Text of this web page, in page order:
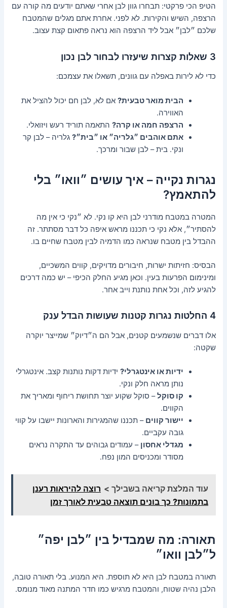
הטיפ הכי פרקטי: תבחרו גוון לבן אחרי שאתם יודעים מה קורה עם
הרצפה, השיש והקירות. לא לפני. אחרת אתם מגלים שהמטבח
שלכם ״לבן״ אבל ליד הרצפה הוא נראה פתאום קצת עצוב.
3 שאלות קצרות שיעזרו לבחור לבן נכון
כדי לא לירות באפלה עם גוונים, תשאלו את עצמכם:
הבית מואר טבעית? אם לא, לבן חם יכול להציל את
האווירה.
הרצפה חמה או קרה? התאמה תוריד רעש ויזואלי.
אתם אוהבים ״גלריה״ או ״בית״? גלריה – לבן קר
ונקי. בית – לבן שבור ומרכך.
נגרות נקייה – איך עושים ״וואו״ בלי
להתאמץ?
המטרה במטבח מודרני לבן היא קו נקי. לא ״נקי כי אין מה
להסתיר״, אלא נקי כי תכננו מראש איפה כל דבר מסתתר. זה
ההבדל בין מטבח שנראה כמו הדמיה לבין מטבח שחיים בו.
הבסיס: חזיתות ישרות, חיבורים מדויקים, קווים המשכיים,
ומינימום הפרעות בעין. וכאן מגיע החלק הכיפי – יש כמה דרכים
להגיע לזה, וכל אחת נותנת וייב אחר.
4 החלטות נגרות קטנות שעושות הבדל ענק
אלו דברים שנשמעים קטנים, אבל הם ה״דיוק״ שמייצר יוקרה
שקטה:
ידיות או אינטגרלי? ידיות דקות נותנות קצב. אינטגרלי
נותן מראה חלק ונקי.
קו סוקל– סוקל שקוע יוצר תחושת ריחוף ומאריך את
הקווים.
יישור קווים – תכננו שהמגירות והארונות יישבו על קווי
גובה עקביים.
מגדלי אחסון – עמודים גבוהים עד התקרה נראים
מסודר ומכניסים המון נפח.
עוד המלצת קריאה בשבילך > רוצה להיראות רענן
בתמונות? כך בונים תוצאה טבעית לאורך זמן
תאורה: מה שמבדיל בין ״לבן יפה״
ל״לבן וואו״
תאורה במטבח לבן היא לא תוספת. היא המנוע. בלי תאורה טובה,
הלבן נהיה שטוח, והמטבח מרגיש כמו חדר המתנה מאוד מנומס.